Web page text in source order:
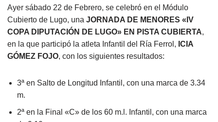
Ayer sábado 22 de Febrero, se celebró en el Módulo
Cubierto de Lugo, una JORNADA DE MENORES «IV
COPA DIPUTACIÓN DE LUGO» EN PISTA CUBIERTA,
en la que participó la atleta Infantil del Ría Ferrol, ICIA
GÓMEZ FOJO, con los siguientes resultados:
3ª en Salto de Longitud Infantil, con una marca de 3.34
m.
2ª en la Final «C» de los 60 m.l. Infantil, con una marca